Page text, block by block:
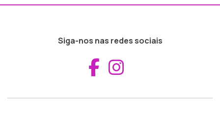
Siga-nos nas redes sociais
Aceder ao